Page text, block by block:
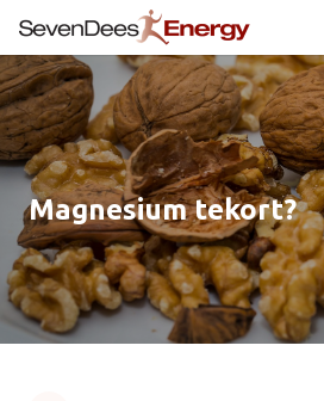
Magnesium tekort?